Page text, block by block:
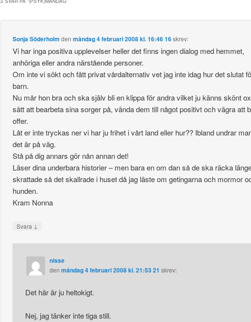
Sonja Söderholm denmåndag 4 februari 2008 kl. 16:46 16skrev:
Vi har inga positiva upplevelser heller det finns ingen dialog med hemmet,
anhöriga eller andra närstående personer.
Om inte vi sökt och fått privat vårdalternativ vet jag inte idag hur det slutat
barn.
Nu mår hon bra och ska själv bli en klippa för andra vilket ju känns skönt
sätt att bearbeta sina sorger på, vända dem till något positivt och vägra att
offer.
Låt er inte tryckas ner vi har ju frihet i vårt land eller hur?? Ibland undrar
det är på väg.
Stå på dig annars gör nån annan det!
Läser dina underbara historier – men bara en om dan så de ska räcka
skrattade så det skallrade i huset då jag läste om getingarna och mormor
hunden.
Kram Nonna
Svara ↓
nisse
den måndag 4 februari 2008 kl. 21:53 21 skrev:
Det här är ju heltokigt.
Nej, jag tänker inte tiga still.